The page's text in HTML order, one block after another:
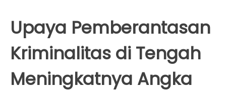
Upaya Pemberantasan
Kriminalitas di Tengah
Meningkatnya Angka